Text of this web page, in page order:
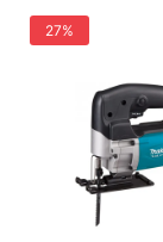
Đại Lý Phân Phối
Đồng Nai
Công Ty TNHH
Địa chỉ: 700 Quốc
Hotline / Zalo:
27%